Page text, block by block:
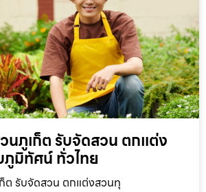
นภูเก็ต รับจัดสวน ตกแต่ง
มิทัศน์ ทั่วไทย
ต รับจัดสวน ตกแต่งสวนทุ